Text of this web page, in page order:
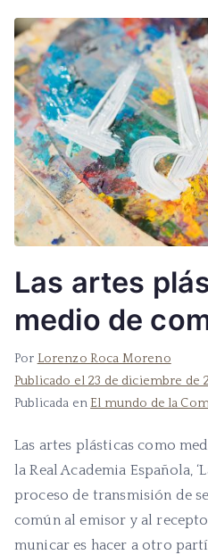
Las artes
medio de
Por Lorenzo Roca Moreno
Publicado el 23 de diciembre de
Publicada en El mundo de la
Las artes plásticas como
la Real Academia Española,
proceso de transmisión de
común al emisor y al
municar es hacer a otro